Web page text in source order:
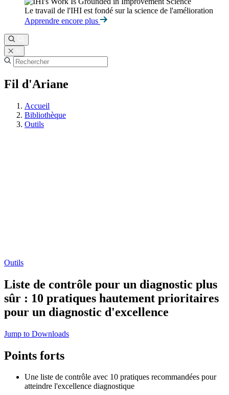
Le travail de l'IHI est fondé sur la science de l'amélioration
Apprendre encore plus
Fil d'Ariane
Accueil
Bibliothèque
Outils
Outils
Liste de contrôle pour un diagnostic plus
sûr : 10 pratiques hautement prioritaires
pour un diagnostic d'excellence
Jump to Downloads
Points forts
Une liste de contrôle avec 10 pratiques recommandées pour
atteindre l'excellence diagnostique